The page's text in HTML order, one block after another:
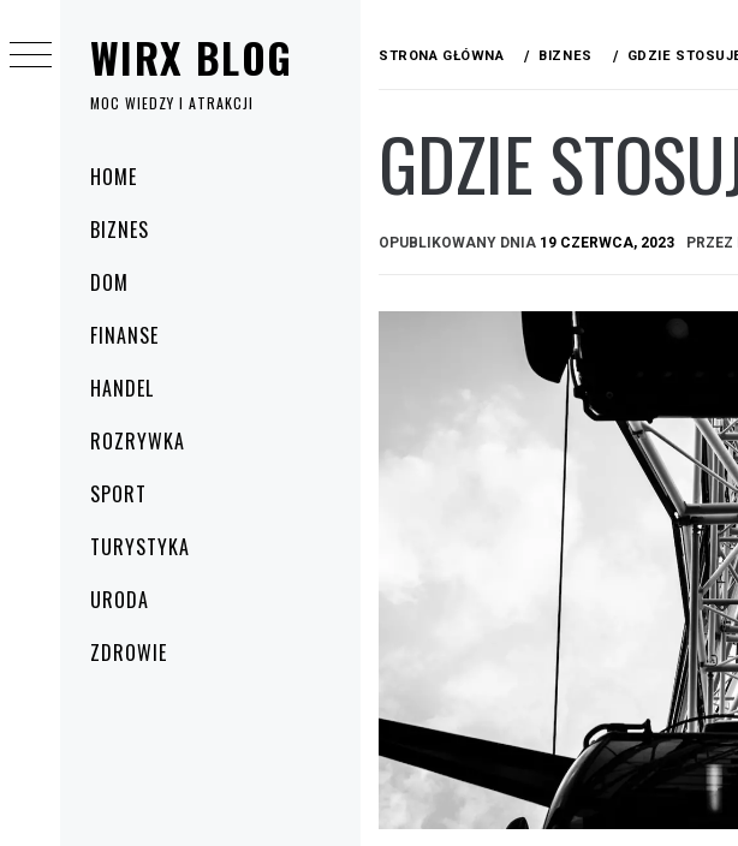
WIRX BLOG
MOC WIEDZY I ATRAKCJI
Menu
główne
HOME
BIZNES
DOM
FINANSE
HANDEL
ROZRYWKA
SPORT
TURYSTYKA
URODA
ZDROWIE
do
treści
STRONA GŁÓWNA BIZNES GDZIE
GDZIE
OPUBLIKOWANY DNIA 19 CZERWCA, 2023 PRZEZ